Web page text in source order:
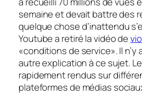
semaine et devait battre des
quelque chose d’inattendu
Youtube a retiré la vidéo de
«conditions de service». Il n’y
autre explication à ce sujet.
rapidement rendus sur
plateformes de médias